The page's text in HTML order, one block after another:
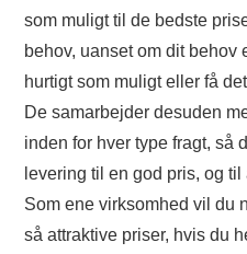
som muligt til de bedste
behov, uanset om dit behov
hurtigt som muligt eller få
De samarbejder desuden
inden for hver type fragt, så
levering til en god pris, og
Som ene virksomhed vil du
så attraktive priser, hvis du